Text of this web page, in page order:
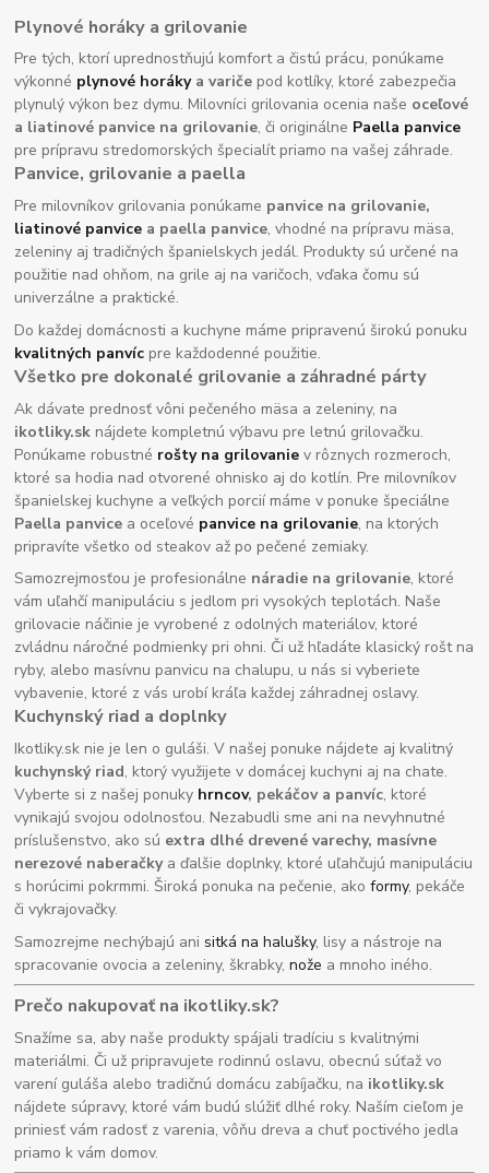
Plynové horáky a grilovanie
Pre tých, ktorí uprednostňujú komfort a čistú prácu, ponúkame
výkonné plynové horákya variče pod kotlíky, ktoré zabezpečia
plynulý výkon bez dymu. Milovníci grilovania ocenia naše oceľové
a liatinové panvice na grilovanie, či originálne Paella panvice
pre prípravu stredomorských špecialít priamo na vašej záhrade.
Panvice, grilovanie a paella
Pre milovníkov grilovania ponúkame panvice na grilovanie,
liatinové panvice a paella panvice, vhodné na prípravu mäsa,
zeleniny aj tradičných španielskych jedál. Produkty sú určené na
použitie nad ohňom, na grile aj na varičoch, vďaka čomu sú
univerzálne a praktické.
Do každej domácnosti a kuchyne máme pripravenú širokú ponuku
kvalitných panvíc pre každodenné použitie.
Všetko pre dokonalé grilovanie a záhradné párty
Ak dávate prednosť vôni pečeného mäsa a zeleniny, na
ikotliky.sk nájdete kompletnú výbavu pre letnú grilovačku.
Ponúkame robustné rošty na grilovanie v rôznych rozmeroch,
ktoré sa hodia nad otvorené ohnisko aj do kotlín. Pre milovníkov
španielskej kuchyne a veľkých porcií máme v ponuke špeciálne
Paella panvice a oceľové panvice na grilovanie, na ktorých
pripravíte všetko od steakov až po pečené zemiaky.
Samozrejmosťou je profesionálne náradie na grilovanie, ktoré
vám uľahčí manipuláciu s jedlom pri vysokých teplotách. Naše
grilovacie náčinie je vyrobené z odolných materiálov, ktoré
zvládnu náročné podmienky pri ohni. Či už hľadáte klasický rošt na
ryby, alebo masívnu panvicu na chalupu, u nás si vyberiete
vybavenie, ktoré z vás urobí kráľa každej záhradnej oslavy.
Kuchynský riad a doplnky
Ikotliky.sk nie je len o guláši. V našej ponuke nájdete aj kvalitný
kuchynský riad, ktorý využijete v domácej kuchyni aj na chate.
Vyberte si z našej ponuky hrncov, pekáčov a panvíc, ktoré
vynikajú svojou odolnosťou. Nezabudli sme ani na nevyhnutné
príslušenstvo, ako sú extra dlhé drevené varechy, masívne
nerezové naberačkya ďalšie doplnky, ktoré uľahčujú manipuláciu
s horúcimi pokrmmi. Široká ponuka na pečenie, akoformy, pekáče
či vykrajovačky.
Samozrejme nechýbajú anisitká na halušky, lisy a nástroje na
spracovanie ovocia a zeleniny, škrabky,nože a mnoho iného.
Prečo nakupovať na ikotliky.sk?
Snažíme sa, aby naše produkty spájali tradíciu s kvalitnými
materiálmi. Či už pripravujete rodinnú oslavu, obecnú súťaž vo
varení guláša alebo tradičnú domácu zabíjačku, na ikotliky.sk
nájdete súpravy, ktoré vám budú slúžiť dlhé roky. Naším cieľom je
priniesť vám radosť z varenia, vôňu dreva a chuť poctivého jedla
priamo k vám domov.